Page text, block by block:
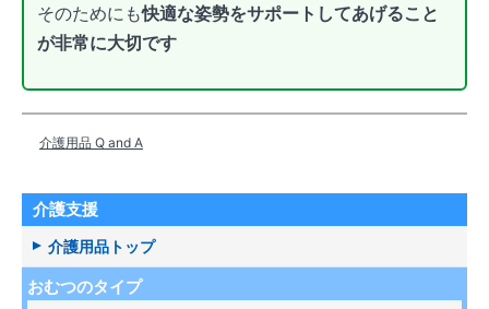
そのためにも快適な姿勢をサポートしてあげること
が非常に大切です
介護用品 Q and A
介護支援
介護用品トップ
おむつのタイプ